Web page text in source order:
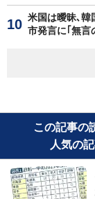
米国は曖昧､
市発言に｢無言
この記事の
人気の